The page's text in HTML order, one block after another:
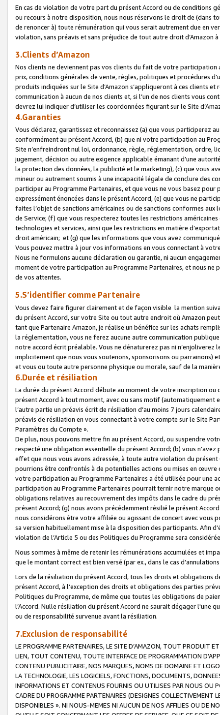
En cas de violation de votre part du présent Accord ou de conditions
ou recours à notre disposition, nous nous réservons le droit de (dans
de renoncer à) toute rémunération qui vous serait autrement due en
violation, sans préavis et sans préjudice de tout autre droit
3.Clients d’Amazon
Nos clients ne deviennent pas vos clients du fait de votre
prix, conditions générales de vente, règles, politiques et procédures
produits indiquées sur le Site d’Amazon s’appliqueront à ces clients
communication à aucun de nos clients et, si l’un de nos clients vous
devrez lui indiquer d’utiliser les coordonnées figurant sur le Site
4.Garanties
Vous déclarez, garantissez et reconnaissez (a) que vous participerez
conformément au présent Accord, (b) que ni votre participation au
Site n’enfreindront nul loi, ordonnance, règle, réglementation, ordre,
jugement, décision ou autre exigence applicable émanant d’une
la protection des données, la publicité et le marketing), (c) que vous
mineur ou autrement soumis à une incapacité légale de conclure des
participer au Programme Partenaires, et que vous ne vous basez
expressément énoncées dans le présent Accord, (e) que vous ne
faites l’objet de sanctions américaines ou de sanctions conformes
de Service; (f) que vous respecterez toutes les restrictions
technologies et services, ainsi que les restrictions en matière
droit américain; et (g) que les informations que vous avez
Vous pouvez mettre à jour vos informations en vous connectant à
Nous ne formulons aucune déclaration ou garantie, ni aucun
moment de votre participation au Programme Partenaires, et nous
de vos attentes.
5.S’identifier comme Partenaire
Vous devez faire figurer clairement et de façon visible la mention
du présent Accord, sur votre Site ou tout autre endroit où Amazon
tant que Partenaire Amazon, je réalise un bénéfice sur les achats
la réglementation, vous ne ferez aucune autre communication
notre accord écrit préalable. Vous ne dénaturerez pas ni
implicitement que nous vous soutenons, sponsorisons ou parrainons)
et vous ou toute autre personne physique ou morale, sauf de la
6.Durée et résiliation
La durée du présent Accord débute au moment de votre inscription
présent Accord à tout moment, avec ou sans motif (automatiquement
l’autre partie un préavis écrit de résiliation d’au moins 7 jours
préavis de résiliation en vous connectant à votre compte sur le Site
Paramètres du Compte ».
De plus, nous pouvons mettre fin au présent Accord, ou suspendre
respecté une obligation essentielle du présent Accord; (b) vous
effet que nous vous avons adressée, à toute autre violation du
pourrions être confrontés à de potentielles actions ou mises en
votre participation au Programme Partenaires a été utilisée pour une
participation au Programme Partenaires pourrait ternir notre marque
obligations relatives au recouvrement des impôts dans le cadre du
présent Accord; (g) nous avons précédemment résilié le présent
nous considérons être votre affiliée ou agissant de concert avec vous
sa version habituellement mise à la disposition des participants. Afin
violation de l’Article 5 ou des Politiques du Programme sera
Nous sommes à même de retenir les rémunérations accumulées et
que le montant correct est bien versé (par ex., dans le cas
Lors de la résiliation du présent Accord, tous les droits et obligations
présent Accord, à l’exception des droits et obligations des parties
Politiques du Programme, de même que toutes les obligations de
l’Accord. Nulle résiliation du présent Accord ne saurait dégager l'une
ou de responsabilité survenue avant la résiliation.
7.Exclusion de responsabilité
LE PROGRAMME PARTENAIRES, LE SITE D’AMAZON, TOUT PRODUIT
LIEN, TOUT CONTENU, TOUTE INTERFACE DE PROGRAMMATION
CONTENU PUBLICITAIRE, NOS MARQUES, NOMS DE DOMAINE ET
LA TECHNOLOGIE, LES LOGICIELS, FONCTIONS, DOCUMENTS,
INFORMATIONS ET CONTENUS FOURNIS OU UTILISES PAR NOUS OU
CADRE DU PROGRAMME PARTENAIRES (DESIGNES COLLECTIVEMENT
DISPONIBLES ». NI NOUS-MEMES NI AUCUN DE NOS AFFILIES OU DE